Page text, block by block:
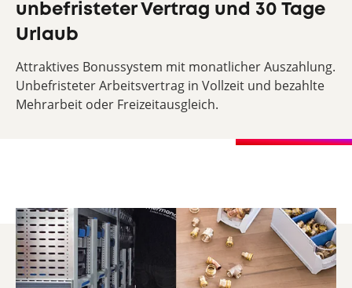
unbefristeter Vertrag und 30 Tage
Urlaub
Attraktives Bonussystem mit monatlicher Auszahlung.
Unbefristeter Arbeitsvertrag in Vollzeit und bezahlte
Mehrarbeit oder Freizeitausgleich.